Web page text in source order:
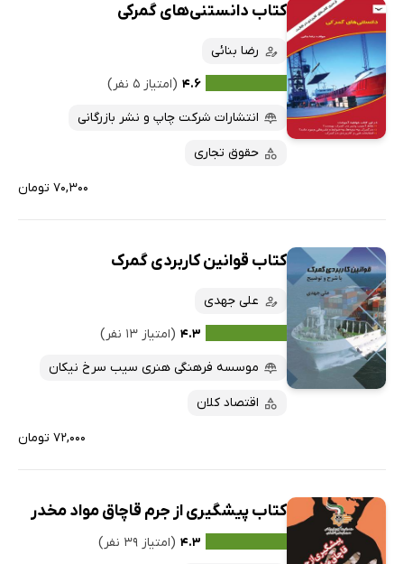
کتاب دانستنی‌های گمرکی
رضا بنائی
۴.۶ (امتیاز ۵ نفر)
انتشارات شرکت چاپ و نشر بازرگانی
حقوق تجاری
۷۰,۳۰۰ تومان
کتاب قوانین کاربردی گمرک
علی جهدی
۴.۳ (امتیاز ۱۳ نفر)
موسسه فرهنگی هنری سیب سرخ نیکان
اقتصاد کلان
۷۲,۰۰۰ تومان
کتاب پیشگیری از جرم قاچاق مواد مخدر
۴.۳ (امتیاز ۳۹ نفر)